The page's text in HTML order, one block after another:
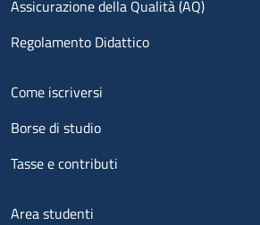
Assicurazione della Qualità (AQ)
Regolamento Didattico
Menu footer 2
Come iscriversi
Borse di studio
Tasse e contributi
Menu footer 3
Area studenti